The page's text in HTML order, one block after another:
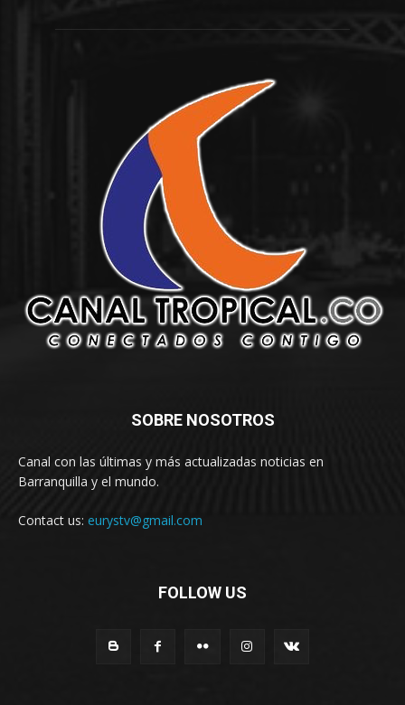
SOBRE NOSOTROS
Canal con las últimas y más actualizadas noticias en
Barranquilla y el mundo.
Contact us: eurystv@gmail.com
FOLLOW US